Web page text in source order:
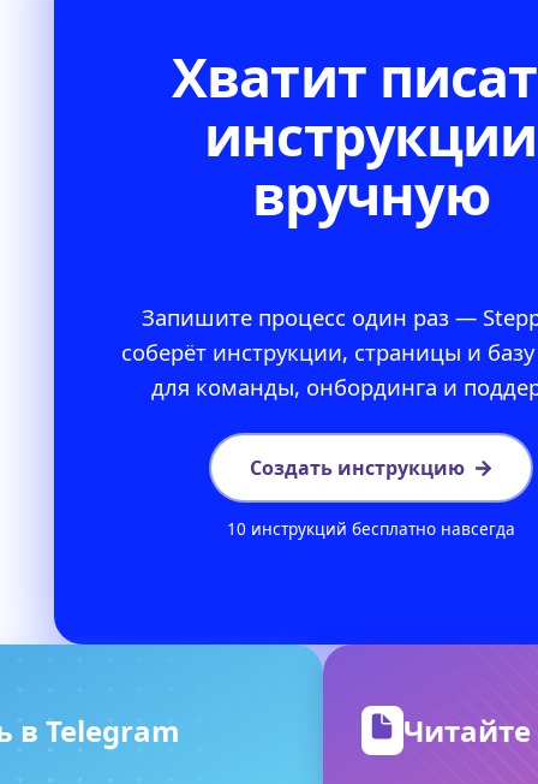
Хватит
инструкции
вручную
Запишите процесс один раз —
соберёт инструкции, страницы и
для команды, онбординга и
Создать инструкцию
10 инструкций бесплатно навсегда
в Telegram